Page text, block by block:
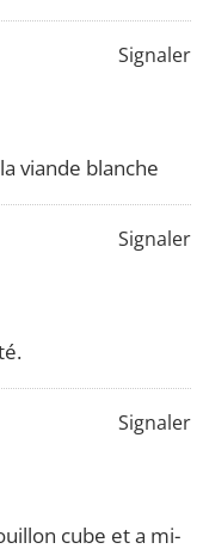
Signaler
viande blanche
Signaler
Signaler
cube et a mi-